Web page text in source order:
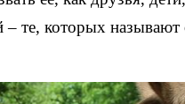
– те, которых